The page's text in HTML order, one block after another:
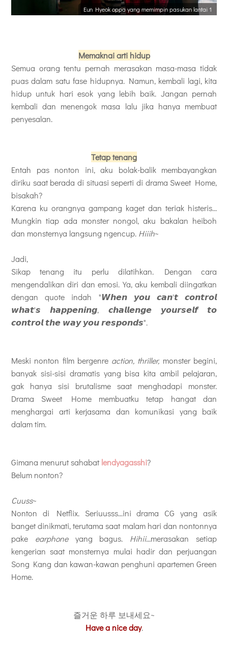
Eun Hyeok oppa yang memimpin pasukan lantai 1
Memaknai arti hidup
Semua orang tentu pernah merasakan masa-masa tidak
puas dalam satu fase hidupnya. Namun, kembali lagi, kita
hidup untuk hari esok yang lebih baik. Jangan pernah
kembali dan menengok masa lalu jika hanya membuat
penyesalan.
Tetap tenang
Entah pas nonton ini, aku bolak-balik membayangkan
diriku saat berada di situasi seperti di drama Sweet Home,
bisakah?
Karena ku orangnya gampang kaget dan teriak histeris...
Mungkin tiap ada monster nongol, aku bakalan heiboh
dan monsternya langsung ngencup. Hiiih~
Jadi,
Sikap tenang itu perlu dilatihkan. Dengan cara
mengendalikan diri dan emosi. Ya, aku kembali diingatkan
dengan quote indah "𝙒𝙝𝙚𝙣 𝙮𝙤𝙪 𝙘𝙖𝙣'𝙩 𝙘𝙤𝙣𝙩𝙧𝙤𝙡
𝙬𝙝𝙖𝙩'𝙨 𝙝𝙖𝙥𝙥𝙚𝙣𝙞𝙣𝙜, 𝙘𝙝𝙖𝙡𝙡𝙚𝙣𝙜𝙚 𝙮𝙤𝙪𝙧𝙨𝙚𝙡𝙛 𝙩𝙤
𝙘𝙤𝙣𝙩𝙧𝙤𝙡 𝙩𝙝𝙚 𝙬𝙖𝙮 𝙮𝙤𝙪 𝙧𝙚𝙨𝙥𝙤𝙣𝙙𝙨".
Meski nonton film bergenre action, thriller,monster begini,
banyak sisi-sisi dramatis yang bisa kita ambil pelajaran,
gak hanya sisi brutalisme saat menghadapi monster.
Drama Sweet Home membuatku tetap hangat dan
menghargai arti kerjasama dan komunikasi yang baik
dalam tim.
Gimana menurut sahabatlendyagasshi?
Belum nonton?
Cuuss~
Nonton di Netflix. Seriuusss...ini drama CG yang asik
banget dinikmati, terutama saat malam hari dan nontonnya
pake earphone yang bagus. Hihii...merasakan setiap
kengerian saat monsternya mulai hadir dan perjuangan
Song Kang dan kawan-kawan penghuni apartemen Green
Home.
즐거운 하루 보내세요~
Have a nice day.